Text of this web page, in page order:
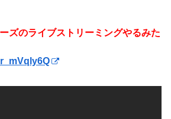
ズのライブストリーミングやるみた